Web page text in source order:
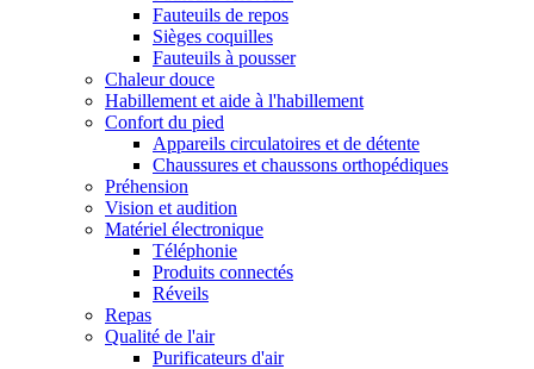
Fauteuils de repos
Sièges coquilles
Fauteuils à pousser
Chaleur douce
Habillement et aide à l'habillement
Confort du pied
Appareils circulatoires et de détente
Chaussures et chaussons orthopédiques
Préhension
Vision et audition
Matériel électronique
Téléphonie
Produits connectés
Réveils
Repas
Qualité de l'air
Purificateurs d'air